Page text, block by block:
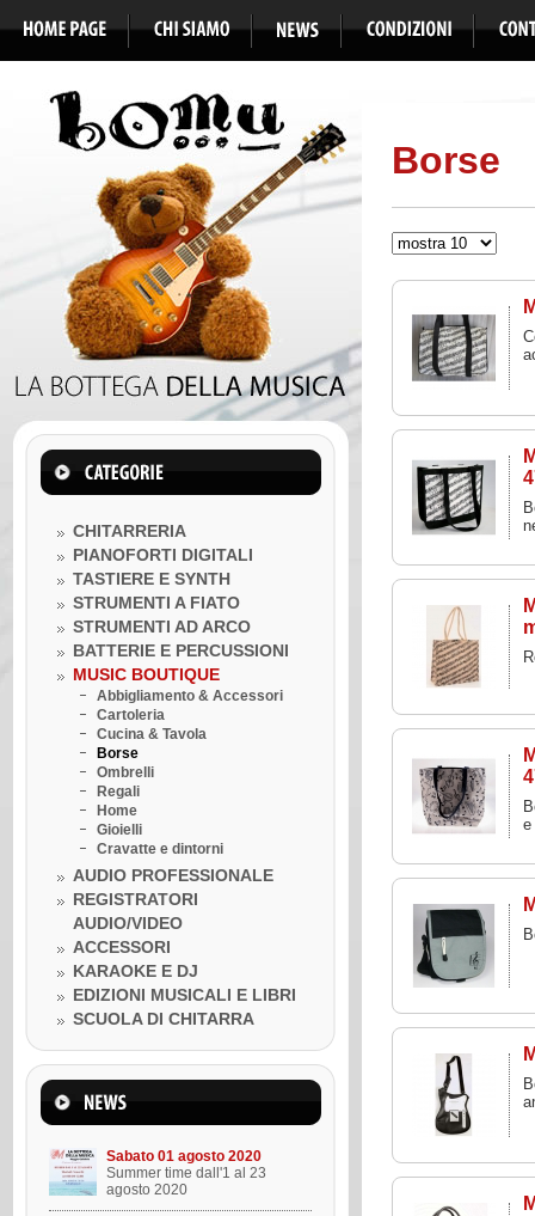
CHITARRERIA
PIANOFORTI DIGITALI
TASTIERE E SYNTH
STRUMENTI A FIATO
STRUMENTI AD ARCO
BATTERIE E PERCUSSIONI
MUSIC BOUTIQUE
Abbigliamento & Accessori
Cartoleria
Cucina & Tavola
Borse
Ombrelli
Regali
Home
Gioielli
Cravatte e dintorni
AUDIO PROFESSIONALE
REGISTRATORI
AUDIO/VIDEO
ACCESSORI
KARAOKE E DJ
EDIZIONI MUSICALI E LIBRI
SCUOLA DI CHITARRA
Venerdì 10 luglio 2020
LA BOTTEGA DELLA MUSICA
INCONTRA...I GRANDI DELLA
MUSICA
Venerdì 10 luglio 2020
Lezione ukulele in Omaggio
Mercoledì 22 marzo 2023
Suono l'ukulele in 8 lezioni
Sabato 01 agosto 2020
Summer time dall'1 al 23
agosto 2020
Borse
e